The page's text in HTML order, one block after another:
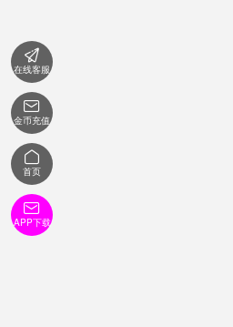

在线客服

金币充值

首页

APP下载